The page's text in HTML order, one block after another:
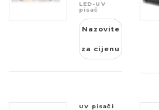
LED-UV
pisač
Nazovite
za cijenu
UV pisači